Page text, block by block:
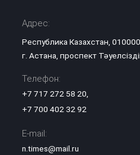
Адрес:
Республика Казахстан, 010000,
г. Астана, проспект
Телефон:
+7 717 272 58 20
+7 700 402 32 92
E-mail:
n.times@mail.ru